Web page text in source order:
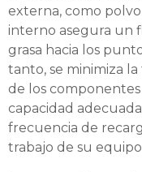
externa, como
interno asegura un
grasa hacia los
tanto, se minimiza
de los
capacidad
frecuencia de
trabajo de su